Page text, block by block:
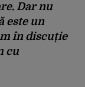
Dar nu
este un
în discuție
cu